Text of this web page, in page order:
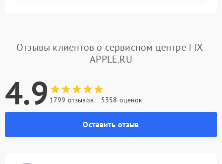
Отзывы клиентов о сервисном центре FIX-
APPLE.RU
4.9 1799 отзывов 5358 оценок
Оставить отзыв